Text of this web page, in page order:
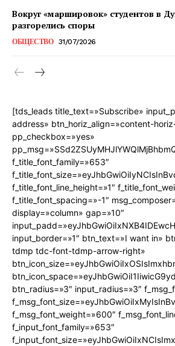
Вокруг «маршировок» студентов в
разгорелись споры
ОБЩЕСТВО 31/07/2026
[tds_leads title_text=»Subscribe»
address» btn_horiz_align=»content-
pp_checkbox=»yes»
f_title_font_family=»653″
f_title_font_line_height=»1″
f_title_font_spacing=»-1″
display=»column» gap=»10″
input_border=»1″ btn_text=»I want in»
tdmp tdc-font-tdmp-arrow-right»
btn_radius=»3″ input_radius=»3″
f_msg_font_weight=»600″
f_input_font_family=»653″